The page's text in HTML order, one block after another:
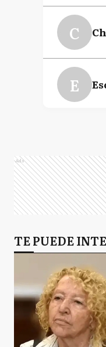
C
E
E
GR
GS
Ads
TE PUEDE